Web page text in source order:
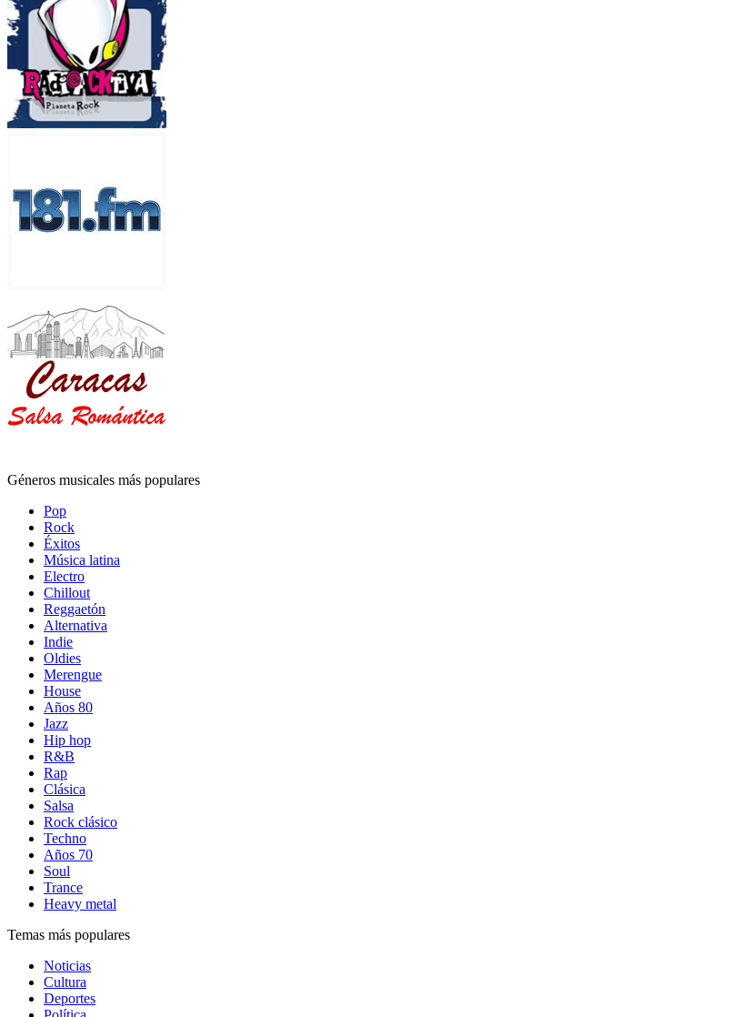
Géneros musicales más populares
Pop
Rock
Éxitos
Música latina
Electro
Chillout
Reggaetón
Alternativa
Indie
Oldies
Merengue
House
Años 80
Jazz
Hip hop
R&B
Rap
Clásica
Salsa
Rock clásico
Techno
Años 70
Soul
Trance
Heavy metal
Temas más populares
Noticias
Cultura
Deportes